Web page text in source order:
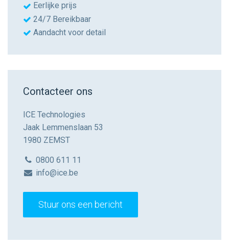
Eerlijke prijs
24/7 Bereikbaar
Aandacht voor detail
Contacteer ons
ICE Technologies
Jaak Lemmenslaan 53
1980 ZEMST
0800 611 11
info@ice.be
Stuur ons een bericht